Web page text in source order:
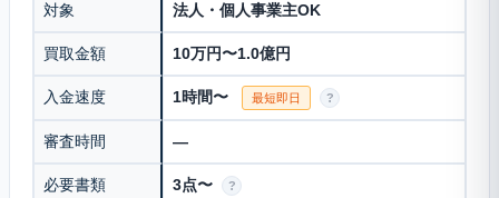
対象 法人・個人事業主OK
買取金額 10万円〜1.0億円
入金速度 1時間〜 最短即日 ?
審査時間 —
必要書類 3点〜 ?